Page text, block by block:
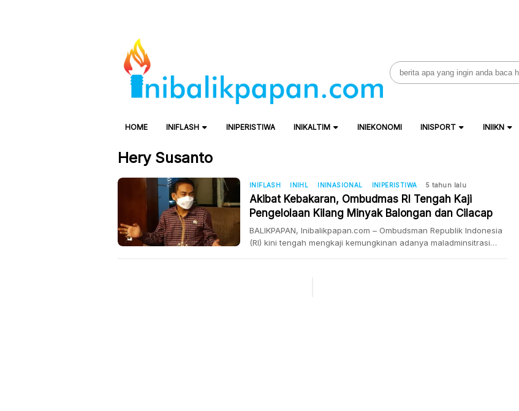
Search
for:
HOME INIFLASH INIPERISTIWA INIKALTIM INIEKONOMI INISPORT INIIKN
Hery Susanto
INIFLASH INIHL ININASIONAL INIPERISTIWA 5 tahun lalu
Akibat Kebakaran, Ombudmas RI Tengah Kaji
Pengelolaan Kilang Minyak Balongan dan Cilacap
BALIKPAPAN, Inibalikpapan.com – Ombudsman Republik Indonesia
(RI) kini tengah mengkaji kemungkinan adanya maladminsitrasi